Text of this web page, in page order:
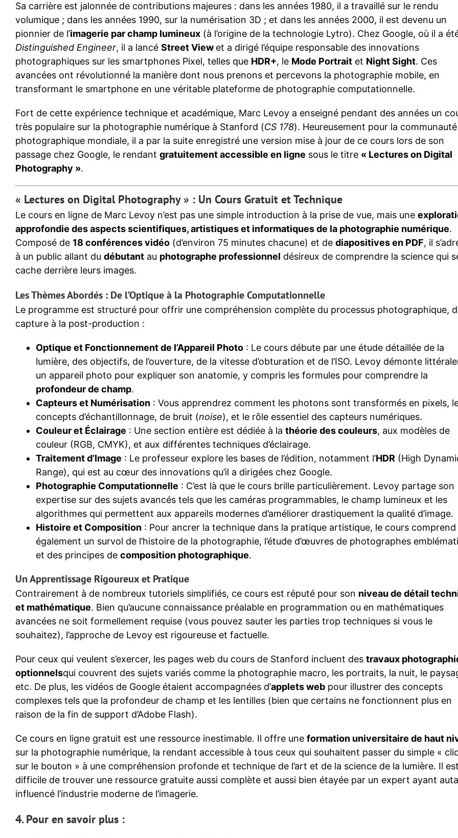
Sa carrière est jalonnée de contributions majeures : dans les années 1980, il a travaillé sur le rendu
volumique ; dans les années 1990, sur la numérisation 3D ; et dans les années 2000, il est devenu un
pionnier de l’imagerie par champ lumineux (à l’origine de la technologie Lytro). Chez Google, où il a
Distinguished Engineer, il a lancé Street View et a dirigé l’équipe responsable des innovations
photographiques sur les smartphones Pixel, telles que HDR+, le Mode Portrait et Night Sight. Ces
avancées ont révolutionné la manière dont nous prenons et percevons la photographie mobile, en
transformant le smartphone en une véritable plateforme de photographie computationnelle.
Fort de cette expérience technique et académique, Marc Levoy a enseigné pendant des années un
très populaire sur la photographie numérique à Stanford (CS 178). Heureusement pour la communauté
photographique mondiale, il a par la suite enregistré une version mise à jour de ce cours lors de son
passage chez Google, le rendant gratuitement accessible en ligne sous le titre « Lectures on Digital
Photography ».
« Lectures on Digital Photography » : Un Cours Gratuit et Technique
Le cours en ligne de Marc Levoy n’est pas une simple introduction à la prise de vue, mais une
approfondie des aspects scientifiques, artistiques et informatiques de la photographie numérique.
Composé de 18 conférences vidéo (d’environ 75 minutes chacune) et de diapositives en PDF, il
à un public allant du débutant au photographe professionnel désireux de comprendre la science qui
cache derrière leurs images.
Les Thèmes Abordés : De l’Optique à la Photographie Computationnelle
Le programme est structuré pour offrir une compréhension complète du processus photographique,
capture à la post-production :
Optique et Fonctionnement de l’Appareil Photo : Le cours débute par une étude détaillée de la
lumière, des objectifs, de l’ouverture, de la vitesse d’obturation et de l’ISO. Levoy démonte
un appareil photo pour expliquer son anatomie, y compris les formules pour comprendre la
profondeur de champ.
Capteurs et Numérisation : Vous apprendrez comment les photons sont transformés en pixels,
concepts d’échantillonnage, de bruit (noise), et le rôle essentiel des capteurs numériques.
Couleur et Éclairage : Une section entière est dédiée à la théorie des couleurs, aux modèles de
couleur (RGB, CMYK), et aux différentes techniques d’éclairage.
Traitement d’Image : Le professeur explore les bases de l’édition, notamment l’HDR (High
Range), qui est au cœur des innovations qu’il a dirigées chez Google.
Photographie Computationnelle : C’est là que le cours brille particulièrement. Levoy partage son
expertise sur des sujets avancés tels que les caméras programmables, le champ lumineux et les
algorithmes qui permettent aux appareils modernes d’améliorer drastiquement la qualité d’image.
Histoire et Composition : Pour ancrer la technique dans la pratique artistique, le cours comprend
également un survol de l’histoire de la photographie, l’étude d’œuvres de photographes
et des principes de composition photographique.
Un Apprentissage Rigoureux et Pratique
Contrairement à de nombreux tutoriels simplifiés, ce cours est réputé pour son niveau de détail
et mathématique. Bien qu’aucune connaissance préalable en programmation ou en mathématiques
avancées ne soit formellement requise (vous pouvez sauter les parties trop techniques si vous le
souhaitez), l’approche de Levoy est rigoureuse et factuelle.
Pour ceux qui veulent s’exercer, les pages web du cours de Stanford incluent des travaux
optionnelsqui couvrent des sujets variés comme la photographie macro, les portraits, la nuit, le
etc. De plus, les vidéos de Google étaient accompagnées d’applets web pour illustrer des concepts
complexes tels que la profondeur de champ et les lentilles (bien que certains ne fonctionnent plus en
raison de la fin de support d’Adobe Flash).
Ce cours en ligne gratuit est une ressource inestimable. Il offre une formation universitaire de haut
sur la photographie numérique, la rendant accessible à tous ceux qui souhaitent passer du simple «
sur le bouton » à une compréhension profonde et technique de l’art et de la science de la lumière. Il est
difficile de trouver une ressource gratuite aussi complète et aussi bien étayée par un expert ayant
influencé l’industrie moderne de l’imagerie.
4. Pour en savoir plus :